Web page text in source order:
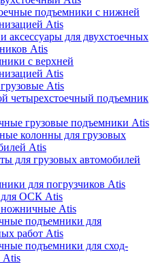
подъемники с нижней
Atis
аксессуары для двухстоечных
Atis
с верхней
Atis
Atis
четырехстоечный подъемник
грузовые подъемники Atis
колонны для грузовых
Atis
для грузовых автомобилей
для погрузчиков Atis
ОСК Atis
Atis
подъемники для
работ Atis
подъемники для сход-
Atis